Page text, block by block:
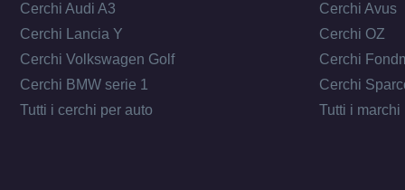
Cerchi Audi A3
Cerchi Lancia Y
Cerchi Volkswagen Golf
Cerchi BMW serie 1
Tutti i cerchi per auto
Cerchi Avus
Cerchi OZ
Cerchi
Cerchi
Tutti i marchi